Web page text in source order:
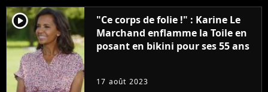
player2
"Ce corps de folie !" : Karine Le
Marchand enflamme la Toile en
posant en bikini pour ses 55 ans
17 août 2023